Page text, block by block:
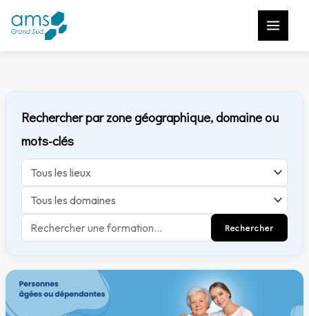
contenu
Rechercher par zone géographique, domaine ou
mots-clés
Rechercher